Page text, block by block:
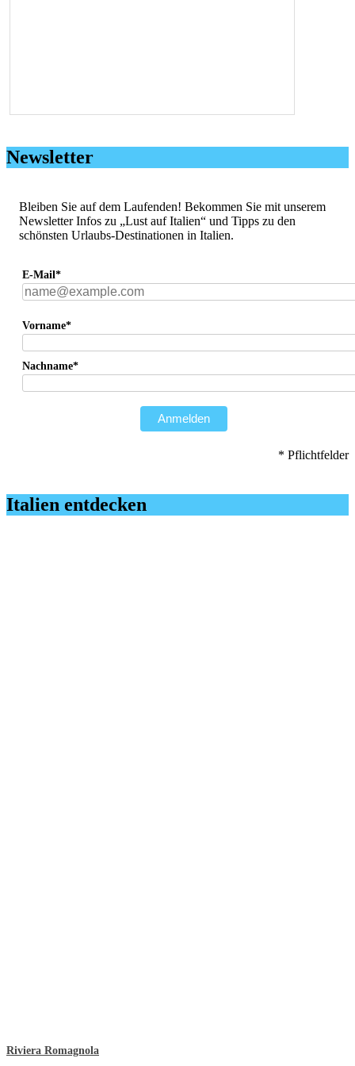
Newsletter
Bleiben Sie auf dem Laufenden! Bekommen Sie mit unserem
Newsletter Infos zu „Lust auf Italien“ und Tipps zu den
schönsten Urlaubs-Destinationen in Italien.
E-Mail*
Vorname*
Nachname*
Anmelden
* Pflichtfelder
Italien entdecken
Riviera Romagnola